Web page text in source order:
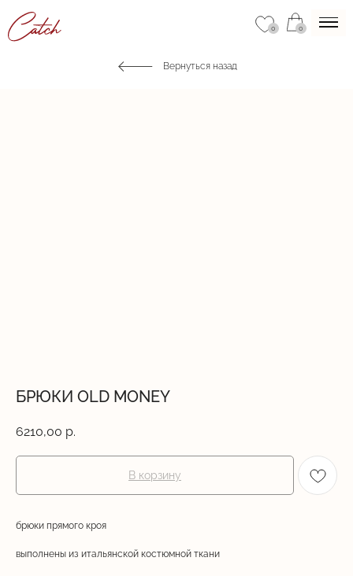
0 0
Вернуться назад
БРЮКИ OLD MONEY
6210,00 р.
В корзину
брюки прямого кроя
выполнены из итальянской костюмной ткани